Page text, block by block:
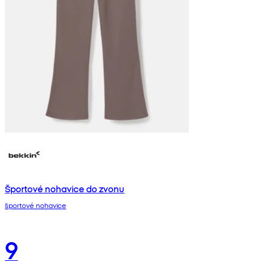
Športové nohavice do zvonu
športové nohavice
9